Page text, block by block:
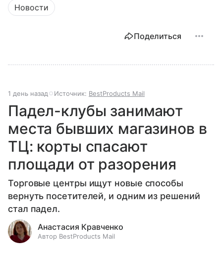
Новости
Поделиться
1 день назад Источник: BestProducts Mail
Падел-клубы занимают
места бывших магазинов в
ТЦ: корты спасают
площади от разорения
Торговые центры ищут новые способы
вернуть посетителей, и одним из решений
стал падел.
Анастасия Кравченко
Автор BestProducts Mail